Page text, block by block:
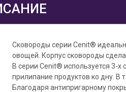
Сковороды серии Cenit®
овощей. Корпус сковороды
В серии Cenit® используется 3-
прилипание продуктов ко дну.
Благодаря антипригарному